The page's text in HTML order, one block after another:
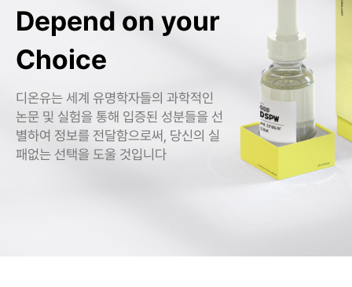
Depend on your
Choice
디온유는 세계 유명학자들의 과학적인
논문 및 실험을 통해 입증된 성분들을 선
별하여 정보를 전달함으로써, 당신의 실
패없는 선택을 도울 것입니다